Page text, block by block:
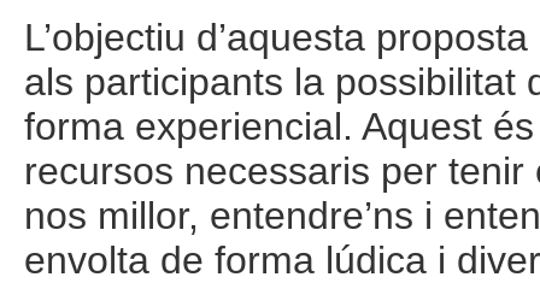
L’objectiu d’aquesta
als participants la possibilitat
forma experiencial. Aquest
recursos necessaris per
nos millor, entendre’ns i
envolta de forma lúdica i